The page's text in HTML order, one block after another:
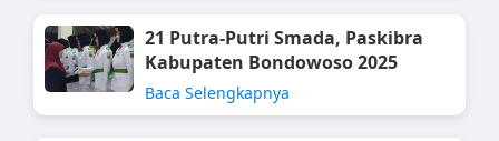
21 Putra-Putri Smada, Paskibra
Kabupaten Bondowoso 2025
Baca Selengkapnya